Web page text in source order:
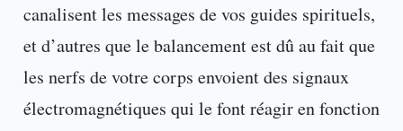
canalisent les messages de vos guides spirituels,
et d’autres que le balancement est dû au fait que
les nerfs de votre corps envoient des signaux
électromagnétiques qui le font réagir en fonction